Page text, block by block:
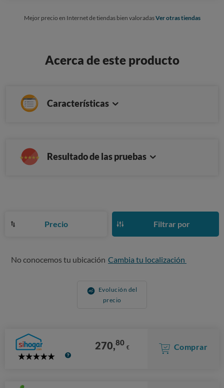
Mejor precio en Internet de tiendas bien valoradasVer otras tiendas
Acerca de este producto
Características
Resultado de las pruebas
Precio Filtrar por
No conocemos tu ubicación Cambia tu localización
Evolución del
precio
5
270,80 € Comprar